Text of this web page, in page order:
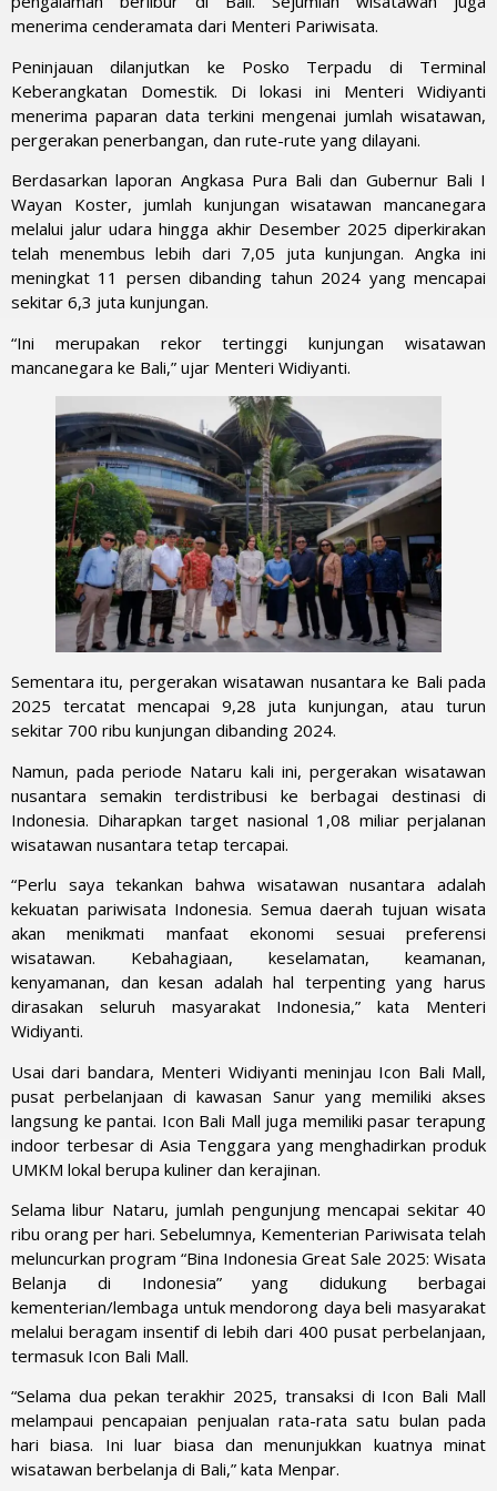
menerima cenderamata dari Menteri Pariwisata.
Peninjauan dilanjutkan ke Posko Terpadu di Terminal
Keberangkatan Domestik. Di lokasi ini Menteri Widiyanti
menerima paparan data terkini mengenai jumlah wisatawan,
pergerakan penerbangan, dan rute-rute yang dilayani.
Berdasarkan laporan Angkasa Pura Bali dan Gubernur Bali I
Wayan Koster, jumlah kunjungan wisatawan mancanegara
melalui jalur udara hingga akhir Desember 2025 diperkirakan
telah menembus lebih dari 7,05 juta kunjungan. Angka ini
meningkat 11 persen dibanding tahun 2024 yang mencapai
sekitar 6,3 juta kunjungan.
“Ini merupakan rekor tertinggi kunjungan wisatawan
mancanegara ke Bali,” ujar Menteri Widiyanti.
Sementara itu, pergerakan wisatawan nusantara ke Bali pada
2025 tercatat mencapai 9,28 juta kunjungan, atau turun
sekitar 700 ribu kunjungan dibanding 2024.
Namun, pada periode Nataru kali ini, pergerakan wisatawan
nusantara semakin terdistribusi ke berbagai destinasi di
Indonesia. Diharapkan target nasional 1,08 miliar perjalanan
wisatawan nusantara tetap tercapai.
“Perlu saya tekankan bahwa wisatawan nusantara adalah
kekuatan pariwisata Indonesia. Semua daerah tujuan wisata
akan menikmati manfaat ekonomi sesuai preferensi
wisatawan. Kebahagiaan, keselamatan, keamanan,
kenyamanan, dan kesan adalah hal terpenting yang harus
dirasakan seluruh masyarakat Indonesia,” kata Menteri
Widiyanti.
Usai dari bandara, Menteri Widiyanti meninjau Icon Bali Mall,
pusat perbelanjaan di kawasan Sanur yang memiliki akses
langsung ke pantai. Icon Bali Mall juga memiliki pasar terapung
indoor terbesar di Asia Tenggara yang menghadirkan produk
UMKM lokal berupa kuliner dan kerajinan.
Selama libur Nataru, jumlah pengunjung mencapai sekitar 40
ribu orang per hari. Sebelumnya, Kementerian Pariwisata telah
meluncurkan program “Bina Indonesia Great Sale 2025: Wisata
Belanja di Indonesia” yang didukung berbagai
kementerian/lembaga untuk mendorong daya beli masyarakat
melalui beragam insentif di lebih dari 400 pusat perbelanjaan,
termasuk Icon Bali Mall.
“Selama dua pekan terakhir 2025, transaksi di Icon Bali Mall
melampaui pencapaian penjualan rata-rata satu bulan pada
hari biasa. Ini luar biasa dan menunjukkan kuatnya minat
wisatawan berbelanja di Bali,” kata Menpar.